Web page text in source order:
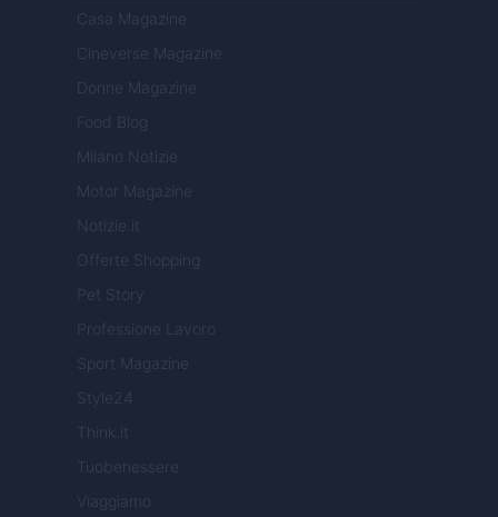
Casa Magazine
Cineverse Magazine
Donne Magazine
Food Blog
Milano Notizie
Motor Magazine
Notizie.it
Offerte Shopping
Pet Story
Professione Lavoro
Sport Magazine
Style24
Think.it
Tuobenessere
Viaggiamo